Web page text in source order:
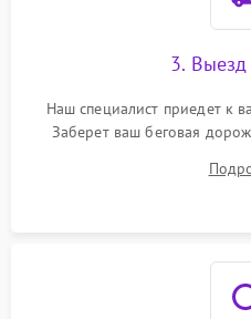
3. Выезд
Наш специалист приедет к
Заберет ваш беговая